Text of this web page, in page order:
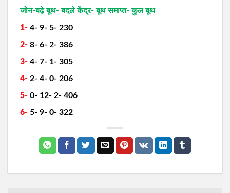
जोन-बढ़े बूथ- बदले केंद्र- बूथ समाप्त- कुल बूथ
1- 4- 9- 5- 230
2- 8- 6- 2- 386
3- 4- 7- 1- 305
4- 2- 4- 0- 206
5- 0- 12- 2- 406
6- 5- 9- 0- 322